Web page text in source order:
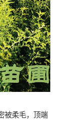
被柔毛，顶端